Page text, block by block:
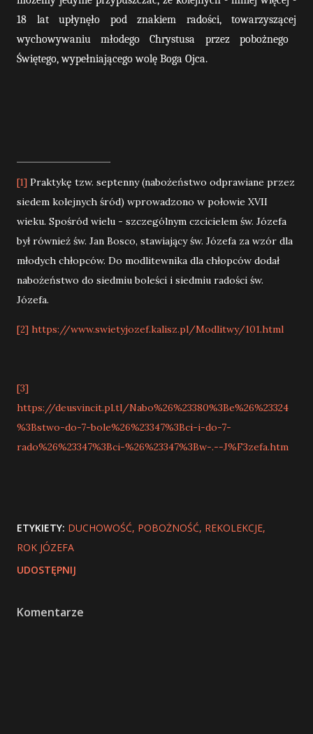
18 lat upłynęło pod znakiem radości, towarzyszącej
wychowywaniu
młodego Chrystusa przez
pobożnego
Świętego, wypełniającego wolę Boga Ojca.
[1] Praktykę tzw. septenny (nabożeństwo odprawiane przez
siedem kolejnych śród) wprowadzono w połowie XVII
wieku. Spośród wielu - szczególnym czcicielem św. Józefa
był również św. Jan Bosco, stawiający św. Józefa za wzór dla
młodych chłopców. Do modlitewnika dla chłopców dodał
nabożeństwo do siedmiu boleści i siedmiu radości św.
Józefa.
[2] https://www.swietyjozef.kalisz.pl/Modlitwy/101.html
[3]
https://deusvincit.pl.tl/Nabo%26%23380%3Be%26%23324
%3Bstwo-do-7-bole%26%23347%3Bci-i-do-7-
rado%26%23347%3Bci-%26%23347%3Bw-.--J%F3zefa.htm
ETYKIETY: DUCHOWOŚĆ POBOŻNOŚĆ REKOLEKCJE
ROK JÓZEFA
UDOSTĘPNIJ
Komentarze